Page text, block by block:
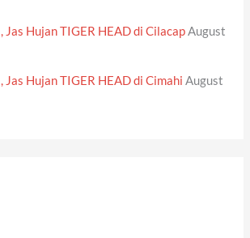
Hujan TIGER HEAD di Cilacap August
Hujan TIGER HEAD di Cimahi August